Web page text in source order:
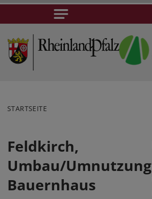
STARTSEITE
Feldkirch,
Umbau/Umnutzung
Bauernhaus